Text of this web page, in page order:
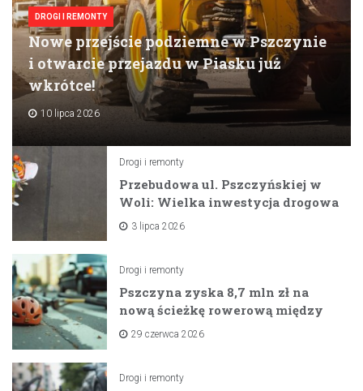
DROGI I REMONTY
Nowe przejście podziemne w Pszczynie
i otwarcie przejazdu w Piasku już
wkrótce!
10 lipca 2026
Drogi i remonty
Przebudowa ul. Pszczyńskiej w
Woli: Wielka inwestycja drogowa
na horyzoncie
3 lipca 2026
Drogi i remonty
Pszczyna zyska 8,7 mln zł na
nową ścieżkę rowerową między
zaporami
29 czerwca 2026
Drogi i remonty